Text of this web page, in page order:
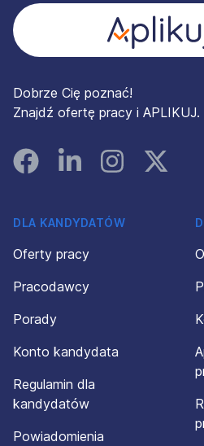
Dobrze Cię poznać!
Znajdź ofertę pracy i APLIKUJ.
FacebookLinked InInstagramInstagram
DLA KANDYDATÓW
Oferty pracy
Pracodawcy
Porady
Konto kandydata
Regulamin dla
kandydatów
Powiadomienia